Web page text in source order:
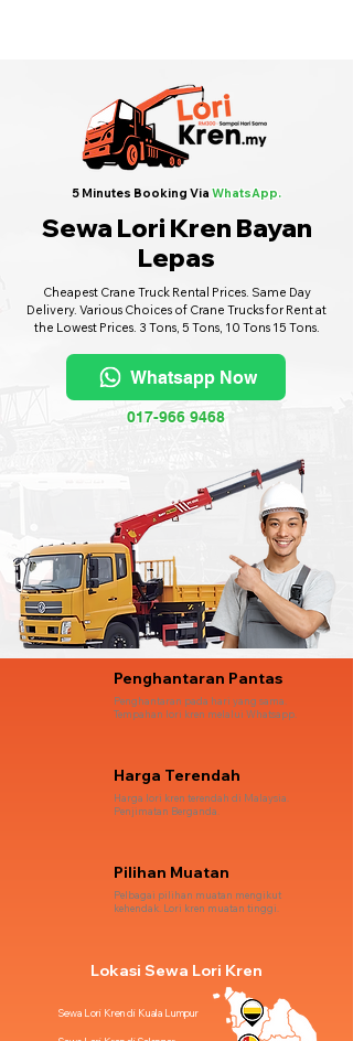
5 Minutes Booking Via WhatsApp.
Sewa Lori Kren Bayan
Lepas
Cheapest Crane Truck Rental Prices. Same Day
Delivery. Various Choices of Crane Trucks for Rent at
the Lowest Prices. 3 Tons, 5 Tons, 10 Tons 15 Tons.
Whatsapp Now
017-966 9468
Penghantaran Pantas
Penghantaran pada hari yang sama.
Tempahan lori kren melalui Whatsapp.
Harga Terendah
Harga lori kren terendah di Malaysia.
Penjimatan Berganda.
Pilihan Muatan
Pelbagai pilihan muatan mengikut
kehendak. Lori kren muatan tinggi.
Lokasi Sewa Lori Kren
Sewa Lori Kren di Kuala Lumpur